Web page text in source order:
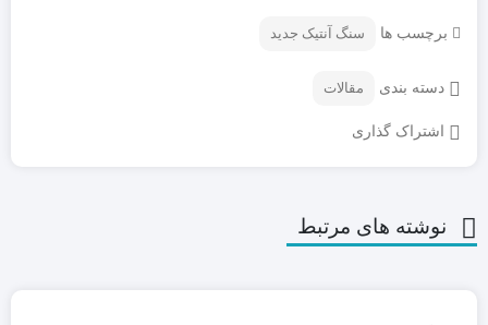
برچسب ها سنگ آنتیک جدید
دسته بندی مقالات
اشتراک گذاری
نوشته های مرتبط